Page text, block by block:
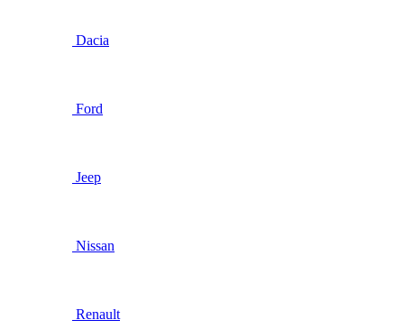
Dacia
Ford
Jeep
Nissan
Renault